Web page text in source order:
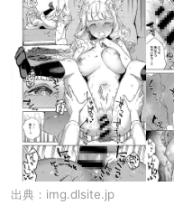
出典： img.dlsite.jp